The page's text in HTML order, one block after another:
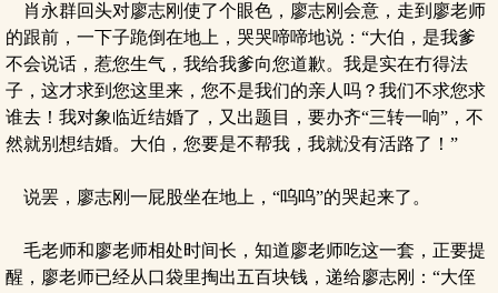
肖永群回头对廖志刚使了个眼色，廖志刚会意，走到廖老师
的跟前，一下子跪倒在地上，哭哭啼啼地说：“大伯，是我爹
不会说话，惹您生气，我给我爹向您道歉。我是实在冇得法
子，这才求到您这里来，您不是我们的亲人吗？我们不求您求
谁去！我对象临近结婚了，又出题目，要办齐“三转一响”，不
然就别想结婚。大伯，您要是不帮我，我就没有活路了！”
说罢，廖志刚一屁股坐在地上，“呜呜”的哭起来了。
毛老师和廖老师相处时间长，知道廖老师吃这一套，正要提
醒，廖老师已经从口袋里掏出五百块钱，递给廖志刚：“大侄